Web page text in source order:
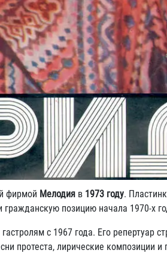
фирмой Мелодия в 1973 году.
позицию начала 1970-х
с 1967 года. Его репертуар
протеста, лирические композиции и